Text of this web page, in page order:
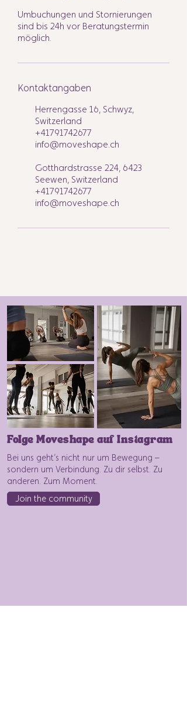
Umbuchungen und Stornierungen
sind bis 24h vor Beratungstermin
möglich.
Kontaktangaben
Herrengasse 16, Schwyz,
Switzerland
+41791742677
info@moveshape.ch
Gotthardstrasse 224, 6423
Seewen, Switzerland
+41791742677
info@moveshape.ch
Folge Moveshape auf Instagram
Bei uns geht’s nicht nur um Bewegung –
sondern um Verbindung. Zu dir selbst. Zu
anderen. Zum Moment.
Join the community